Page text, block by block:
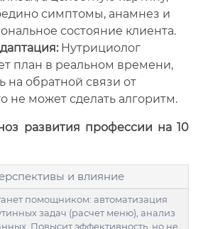
симптомы, анамнез и
состояние клиента.
Нутрициолог
план в реальном времени,
на обратной связи от
не может сделать алгоритм.
развития профессии на 10
и влияние
помощником: автоматизация
задач (расчет меню), анализ
Повысит эффективность, но не